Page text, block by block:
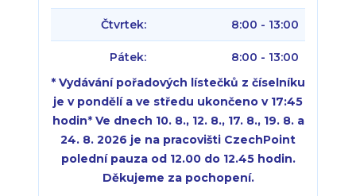
Čtvrtek: 8:00 - 13:00
Pátek:
8:00 - 13:00
* Vydávání pořadových lístečků z číselníku
je v pondělí a ve středu ukončeno v 17:45
hodin* Ve dnech 10. 8., 12. 8., 17. 8., 19. 8. a
24. 8. 2026 je na pracovišti CzechPoint
polední pauza od 12.00 do 12.45 hodin.
Děkujeme za pochopení.